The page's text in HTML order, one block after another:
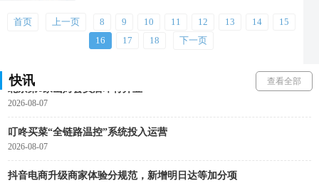
首页 上一页 8 9 10 11 12 13 14
15
16
17 18 下一页
快讯 查看全部
2026-08-07
京东物流两项实践入选工信部首批人工智能典型案例
北京第6家山姆会员店即将开业
2026-08-07
叮咚买菜“全链路温控”系统投入运营
2026-08-07
抖音电商升级商家体验分规范，新增明日达等加分项